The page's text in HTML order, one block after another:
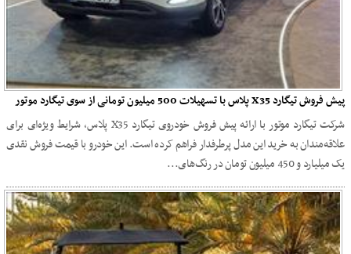
پیش فروش تیگارد X35 پلاس با تسهیلات 500 میلیون تومانی از سوی تیگارد موتور
شرکت تیگارد موتور با ارائه پیش فروش خودروی تیگارد X35 پلاس، شرایط ویژه‌ای برای
علاقه‌مندان به خرید این مدل پرطرفدار فراهم کرده است. این خودرو با قیمت فروش نقدی
یک میلیارد و 450 میلیون تومان در رنگ‌های...